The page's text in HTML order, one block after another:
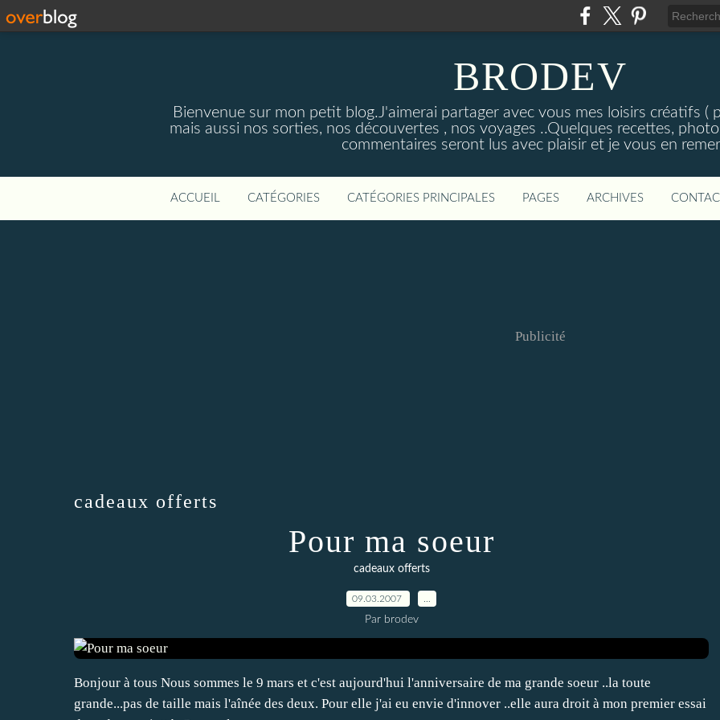
BRODEV
Bienvenue sur mon petit blog.J'aimerai partager avec vous mes loisirs créatifs (
mais aussi nos sorties, nos découvertes , nos voyages ..Quelques recettes,
commentaires seront lus avec plaisir et je vous en
ACCUEIL CATÉGORIES CATÉGORIES PRINCIPALES PAGES ARCHIVES
Publicité
cadeaux offerts
Pour ma soeur
cadeaux offerts
09.03.2007
Par brodev
Bonjour à tous Nous sommes le 9 mars et c'est aujourd'hui l'anniversaire de ma grande soeur ..la toute
grande...pas de taille mais l'aînée des deux. Pour elle j'ai eu envie d'innover ..elle aura droit à mon premier essai